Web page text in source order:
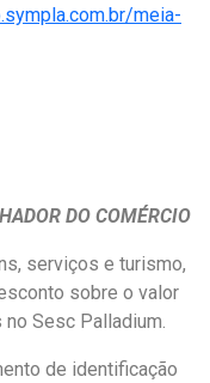
meia-
DO COMÉRCIO
serviços e turismo,
sobre o valor
Sesc Palladium.
de identificação